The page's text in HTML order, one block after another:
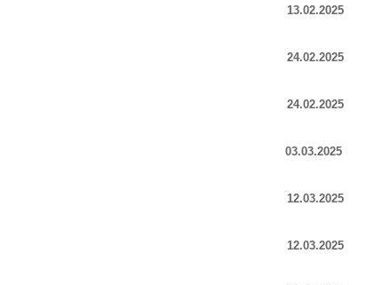
13.02.2025
24.02.2025
24.02.2025
03.03.2025
12.03.2025
12.03.2025